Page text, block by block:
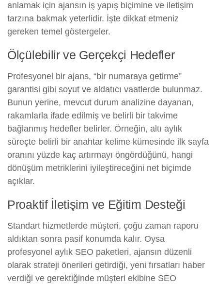
anlamak için ajansın iş yapış biçimine ve iletişim
tarzına bakmak yeterlidir. İşte dikkat etmeniz
gereken temel göstergeler.
Ölçülebilir ve Gerçekçi Hedefler
Profesyonel bir ajans, “bir numaraya getirme”
garantisi gibi soyut ve aldatıcı vaatlerde bulunmaz.
Bunun yerine, mevcut durum analizine dayanan,
rakamlarla ifade edilmiş ve belirli bir takvime
bağlanmış hedefler belirler. Örneğin, altı aylık
süreçte belirli bir anahtar kelime kümesinde ilk sayfa
oranını yüzde kaç artırmayı öngördüğünü, hangi
dönüşüm metriklerini iyileştireceğini net biçimde
açıklar.
Proaktif İletişim ve Eğitim Desteği
Standart hizmetlerde müşteri, çoğu zaman raporu
aldıktan sonra pasif konumda kalır. Oysa
profesyonel aylık SEO paketleri, ajansın düzenli
olarak strateji önerileri getirdiği, yeni fırsatları haber
verdiği ve gerektiğinde müşteri ekibine SEO